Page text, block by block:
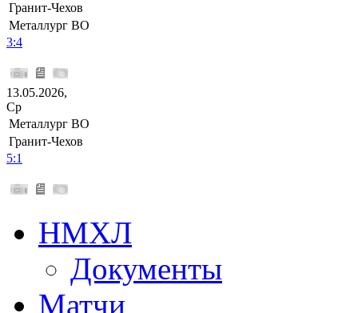
Гранит-Чехов
Металлург ВО
3:4
13.05.2026,
Ср
Металлург ВО
Гранит-Чехов
5:1
НМХЛ
Документы
Матчи